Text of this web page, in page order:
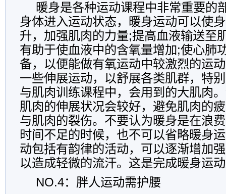
暖身是各种运动课程中非常重要的
身体进入运动状态，暖身运动可以使
升，加强肌肉的力量;提高血液输送至
有助于使血液中的含氧量增加;使心肺
备，以便能做有氧运动中较激烈的运
一些伸展运动，以舒展各类肌群，特
与肌肉训练课程中，会用到的大肌肉
肌肉的伸展状况会较好，避免肌肉的
与肌肉的裂伤。不要认为暖身是在浪
时间不足的时候，也不可以省略暖身
动包括有韵律的活动，可以逐渐增加
以造成轻微的流汗。这是完成暖身运
NO.4：胖人运动需护腰